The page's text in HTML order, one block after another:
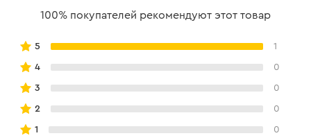
100% покупателей рекомендуют этот товар
5 1
4 0
3 0
2 0
1 0